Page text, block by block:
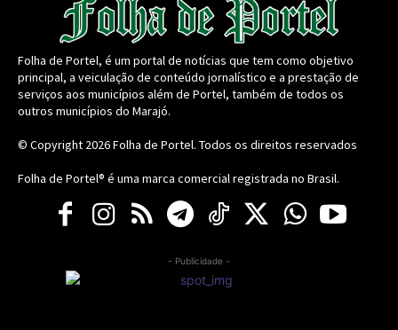
Folha de Portel, é um portal de notícias que tem como objetivo
principal, a veiculação de conteúdo jornalístico e a prestação de
serviços aos municípios além de Portel, também de todos os
outros municípios do Marajó.
© Copyright 2026Folha de Portel. Todos os direitos reservados
Folha de Portel® é uma marca comercial registrada no Brasil.
- Publicidade -